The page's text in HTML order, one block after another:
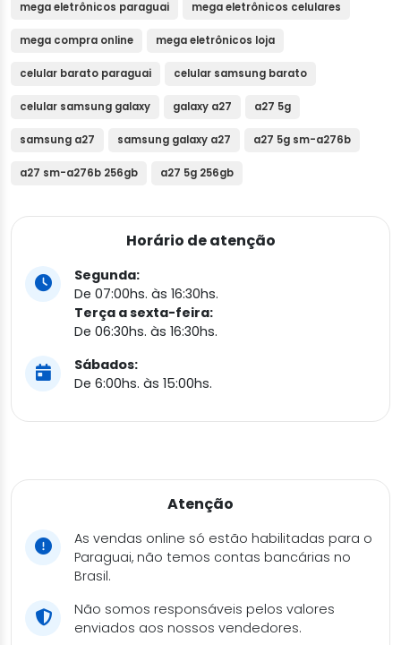
mega eletrônicos paraguai mega eletrônicos celulares
mega compra online mega eletrônicos loja
celular barato paraguai celular samsung barato
celular samsung galaxy galaxy a27 a27 5g
samsung a27 samsung galaxy a27 a27 5g sm-a276b
a27 sm-a276b 256gb a27 5g 256gb
Horário de atenção
Segunda:
De 07:00hs. às 16:30hs.
Terça a sexta-feira:
De 06:30hs. às 16:30hs.
Sábados:
De 6:00hs. às 15:00hs.
Atenção
As vendas online só estão habilitadas para o
Paraguai, não temos contas bancárias no
Brasil.
Não somos responsáveis pelos valores
enviados aos nossos vendedores.